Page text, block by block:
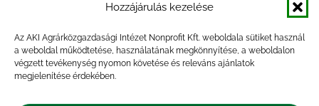
Hozzájárulás kezelése
Az AKI Agrárközgazdasági Intézet Nonprofit Kft. weboldala sütiket használ
a weboldal működtetése, használatának megkönnyítése, a weboldalon
végzett tevékenység nyomon követése és releváns ajánlatok
megjelenítése érdekében.
nemzetközi árinformációk
paradicsom piac piaci jelentés
pulyka pulykahús sertés sertéshús
szarvasmarha termelés
termelői